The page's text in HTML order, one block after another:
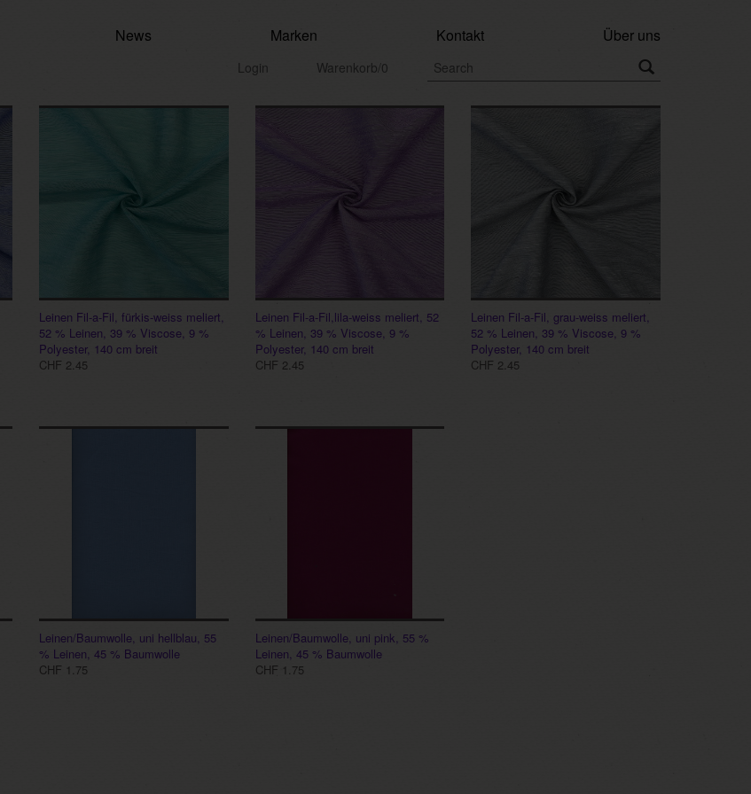
News Marken Kontakt Über uns
Login Warenkorb/0
Leinen Fil-a-Fil, fürkis-weiss meliert,
52 % Leinen, 39 % Viscose, 9 %
Polyester, 140 cm breit
CHF 2.45
Leinen Fil-a-Fil,lila-weiss meliert, 52
% Leinen, 39 % Viscose, 9 %
Polyester, 140 cm breit
CHF 2.45
Leinen Fil-a-Fil, grau-weiss meliert,
52 % Leinen, 39 % Viscose, 9 %
Polyester, 140 cm breit
CHF 2.45
Leinen/Baumwolle, uni hellblau, 55
% Leinen, 45 % Baumwolle
CHF 1.75
Leinen/Baumwolle, uni pink, 55 %
Leinen, 45 % Baumwolle
CHF 1.75